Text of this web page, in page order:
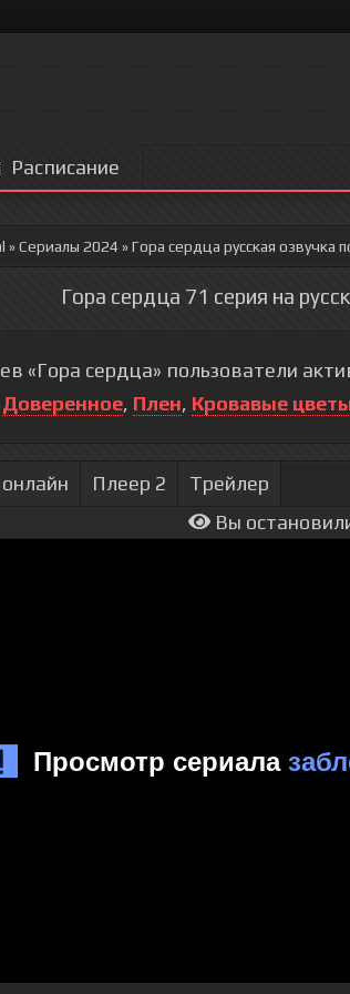
Расписание
»Сериалы 2024 » Гора сердца русская озвучка
Гора сердца 71 серия на
«Гора сердца» пользователи
Доверенное, Плен, Кровавые
Плеер 2 Трейлер
Вы